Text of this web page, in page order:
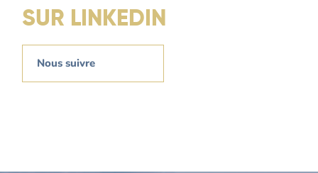
SUR LINKEDIN
Nous suivre